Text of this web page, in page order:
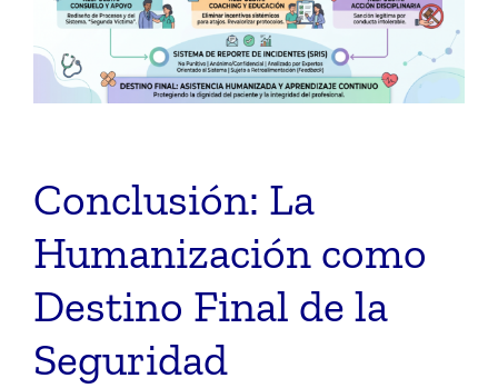
Conclusión: La
Humanización como
Destino Final de la
Seguridad